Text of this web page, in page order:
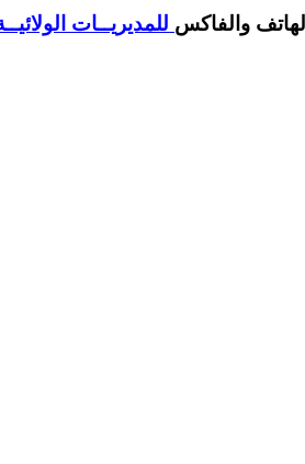
والفاكس للمديريــات